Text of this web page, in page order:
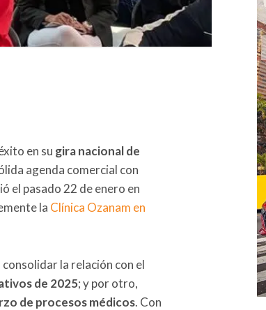
en su gira nacional de
agenda comercial con
el pasado 22 de enero en
la Clínica Ozanam en
la relación con el
de 2025; y por otro,
de procesos médicos. Con